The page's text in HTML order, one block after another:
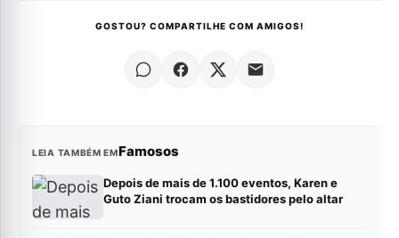
GOSTOU? COMPARTILHE COM AMIGOS!
LEIA TAMBÉM EMFamosos
Depois de mais de 1.100 eventos, Karen e
Guto Ziani trocam os bastidores pelo altar